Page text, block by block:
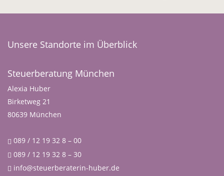
Unsere Standorte im Überblick
Steuerberatung München
Alexia Huber
Birketweg 21
80639 München
089 / 12 19 32 8 – 00
089 / 12 19 32 8 – 30
info@steuerberaterin-huber.de